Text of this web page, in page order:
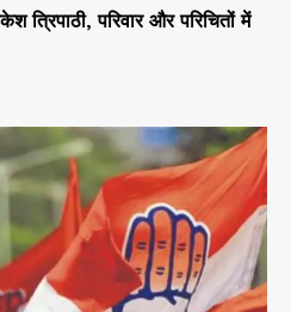
त्रिपाठी, परिवार और परिचितों में